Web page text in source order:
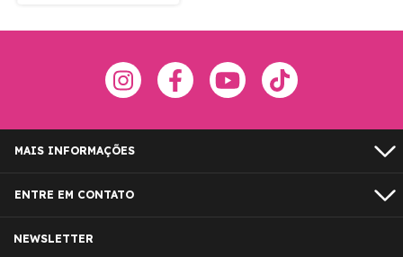
MAIS INFORMAÇÕES
ENTRE EM CONTATO
NEWSLETTER